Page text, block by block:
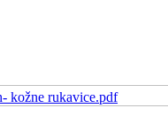
kožne rukavice.pdf